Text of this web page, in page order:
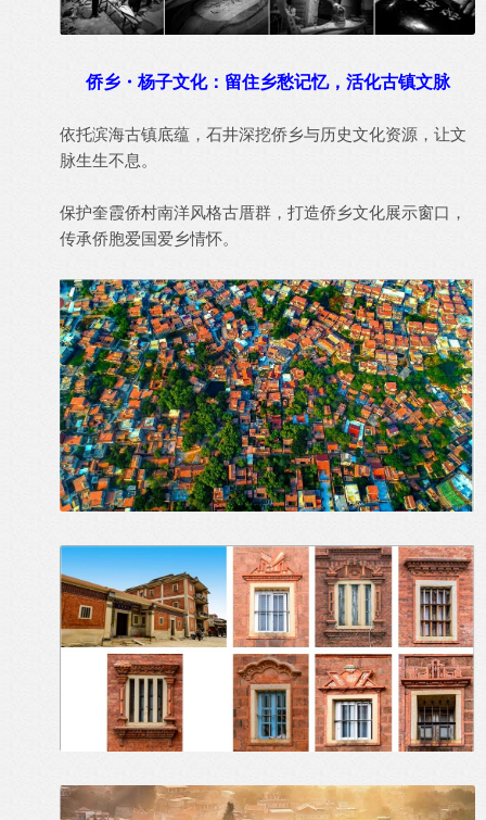
侨乡・杨子文化：留住乡愁记忆， 活化古镇文脉
依托滨海古镇底蕴，石井深挖侨乡与历史文化资源，让文
脉生生不息。
保护奎霞侨村南洋风格古厝群，打造侨乡文化展示窗口，
传承侨胞爱国爱乡情怀。